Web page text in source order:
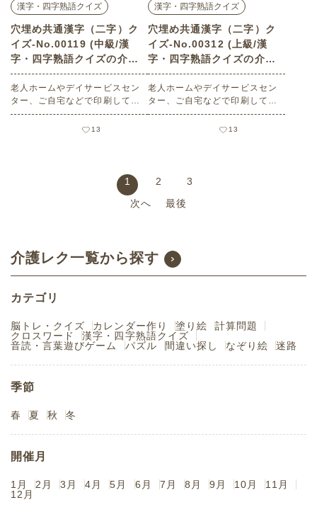
漢字・四字熟語クイズ
穴埋め共通漢字（二字）ク
イズ-No.00119 (中級/漢
字・四字熟語クイズの介護
レク素材)
老人ホームやデイサービスセン
ター、ご自宅などで印刷してお
使いいただける無料の高齢者向
け介護レク素材（漢字・四字熟
13
漢字・四字熟語クイズ
穴埋め共通漢字（二字）ク
イズ-No.00312 (上級/漢
字・四字熟語クイズの介護
レク素材)
老人ホームやデイサービスセン
ター、ご自宅などで印刷してお
使いいただける無料の高齢者向
け介護レク素材（漢字・四字熟
13
1 2
3
次へ
最後
介護レク一覧から探す
カテゴリ
脳トレ・クイズ カレンダー作り 塗り絵
計算問題
クロスワード
漢字・四字熟語クイズ
音読・言葉遊びゲーム
パズル 間違い探し なぞり絵 迷路
季節
春 夏 秋 冬
開催月
1月 2月 3月 4月 5月 6月 7月 8月 9月 10月
11月
12月